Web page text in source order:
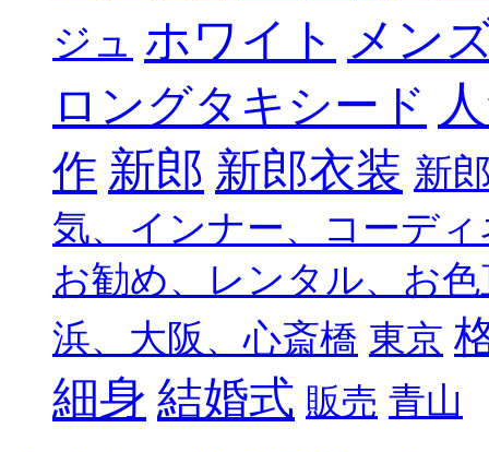
ジュ ホワイト メン
ロングタキシード
作 新郎 新郎衣装 新
気、インナー、コーデ
お勧め、レンタル、お
浜、大阪、心斎橋 東京
細身 結婚式 販売 青山